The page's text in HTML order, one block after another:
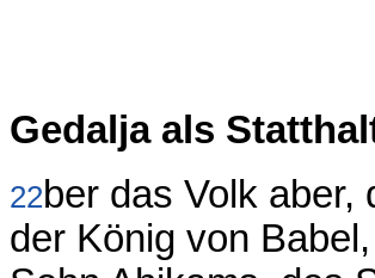
Gedalja als
22ber das Volk
der König von